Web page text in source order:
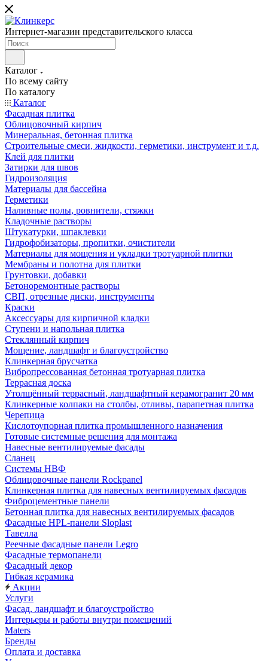
Интернет-магазин представительского класса
Каталог
По всему сайту
По каталогу
Каталог
Фасадная плитка
Облицовочный кирпич
Минеральная, бетонная плитка
Строительные смеси, жидкости, герметики, инструмент и т.д.
Клей для плитки
Затирки для швов
Гидроизоляция
Материалы для бассейна
Герметики
Наливные полы, ровнители, стяжки
Кладочные растворы
Штукатурки, шпаклевки
Гидрофобизаторы, пропитки, очистители
Материалы для мощения и укладки тротуарной плитки
Мембраны и полотна для плитки
Грунтовки, добавки
Бетоноремонтные растворы
СВП, отрезные диски, инструменты
Краски
Аксессуары для кирпичной кладки
Ступени и напольная плитка
Cтеклянный кирпич
Мощение, ландшафт и благоустройство
Клинкерная брусчатка
Вибропрессованная бетонная тротуарная плитка
Террасная доска
Утолщённый террасный, ландшафтный керамогранит 20 мм
Клинкерные колпаки на столбы, отливы, парапетная плитка
Черепица
Кислотоупорная плитка промышленного назначения
Готовые системные решения для монтажа
Навесные вентилируемые фасады
Сланец
Системы НВФ
Облицовочные панели Rockpanel
Клинкерная плитка для навесных вентилируемых фасадов
Фиброцементные панели
Бетонная плитка для навесных вентилируемых фасадов
Фасадные HPL-панели Sloplast
Тавелла
Реечные фасадные панели Legro
Фасадные термопанели
Фасадный декор
Гибкая керамика
Акции
Услуги
Фасад, ландшафт и благоустройство
Интерьеры и работы внутри помещений
Maters
Бренды
Оплата и доставка